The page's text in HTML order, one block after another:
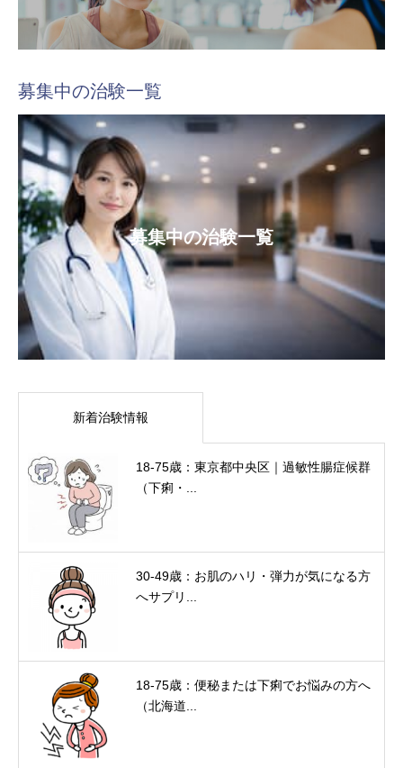
募集中の治験一覧
募集中の治験一覧
新着治験情報
18-75歳：東京都中央区｜過敏性腸症候群
（下痢・...
30-49歳：お肌のハリ・弾力が気になる方
へサプリ...
18-75歳：便秘または下痢でお悩みの方へ
（北海道...